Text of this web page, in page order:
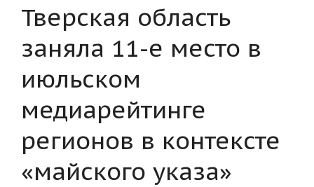
Тверская область
заняла 11-е место в
июльском
медиарейтинге
регионов в контексте
«майского указа»